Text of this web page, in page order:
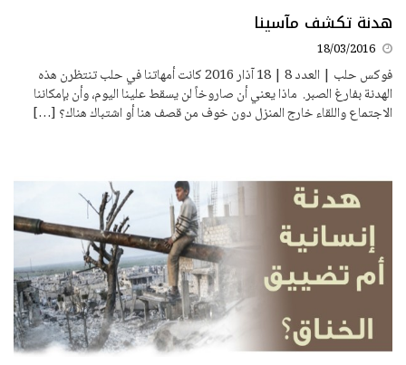
هدنة تكشف مآسينا
18/03/2016
فوكس حلب | العدد 8 | 18 آذار 2016 كانت أمهاتنا في حلب تنتظرن هذه
الهدنة بفارغ الصبر. ماذا يعني أن صاروخاً لن يسقط علينا اليوم، وأن بإمكاننا
الاجتماع واللقاء خارج المنزل دون خوف من قصف هنا أو اشتباك هناك؟ […]